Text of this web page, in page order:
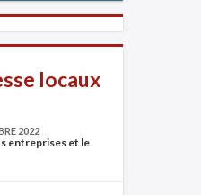
locaux
2022
entreprises et le